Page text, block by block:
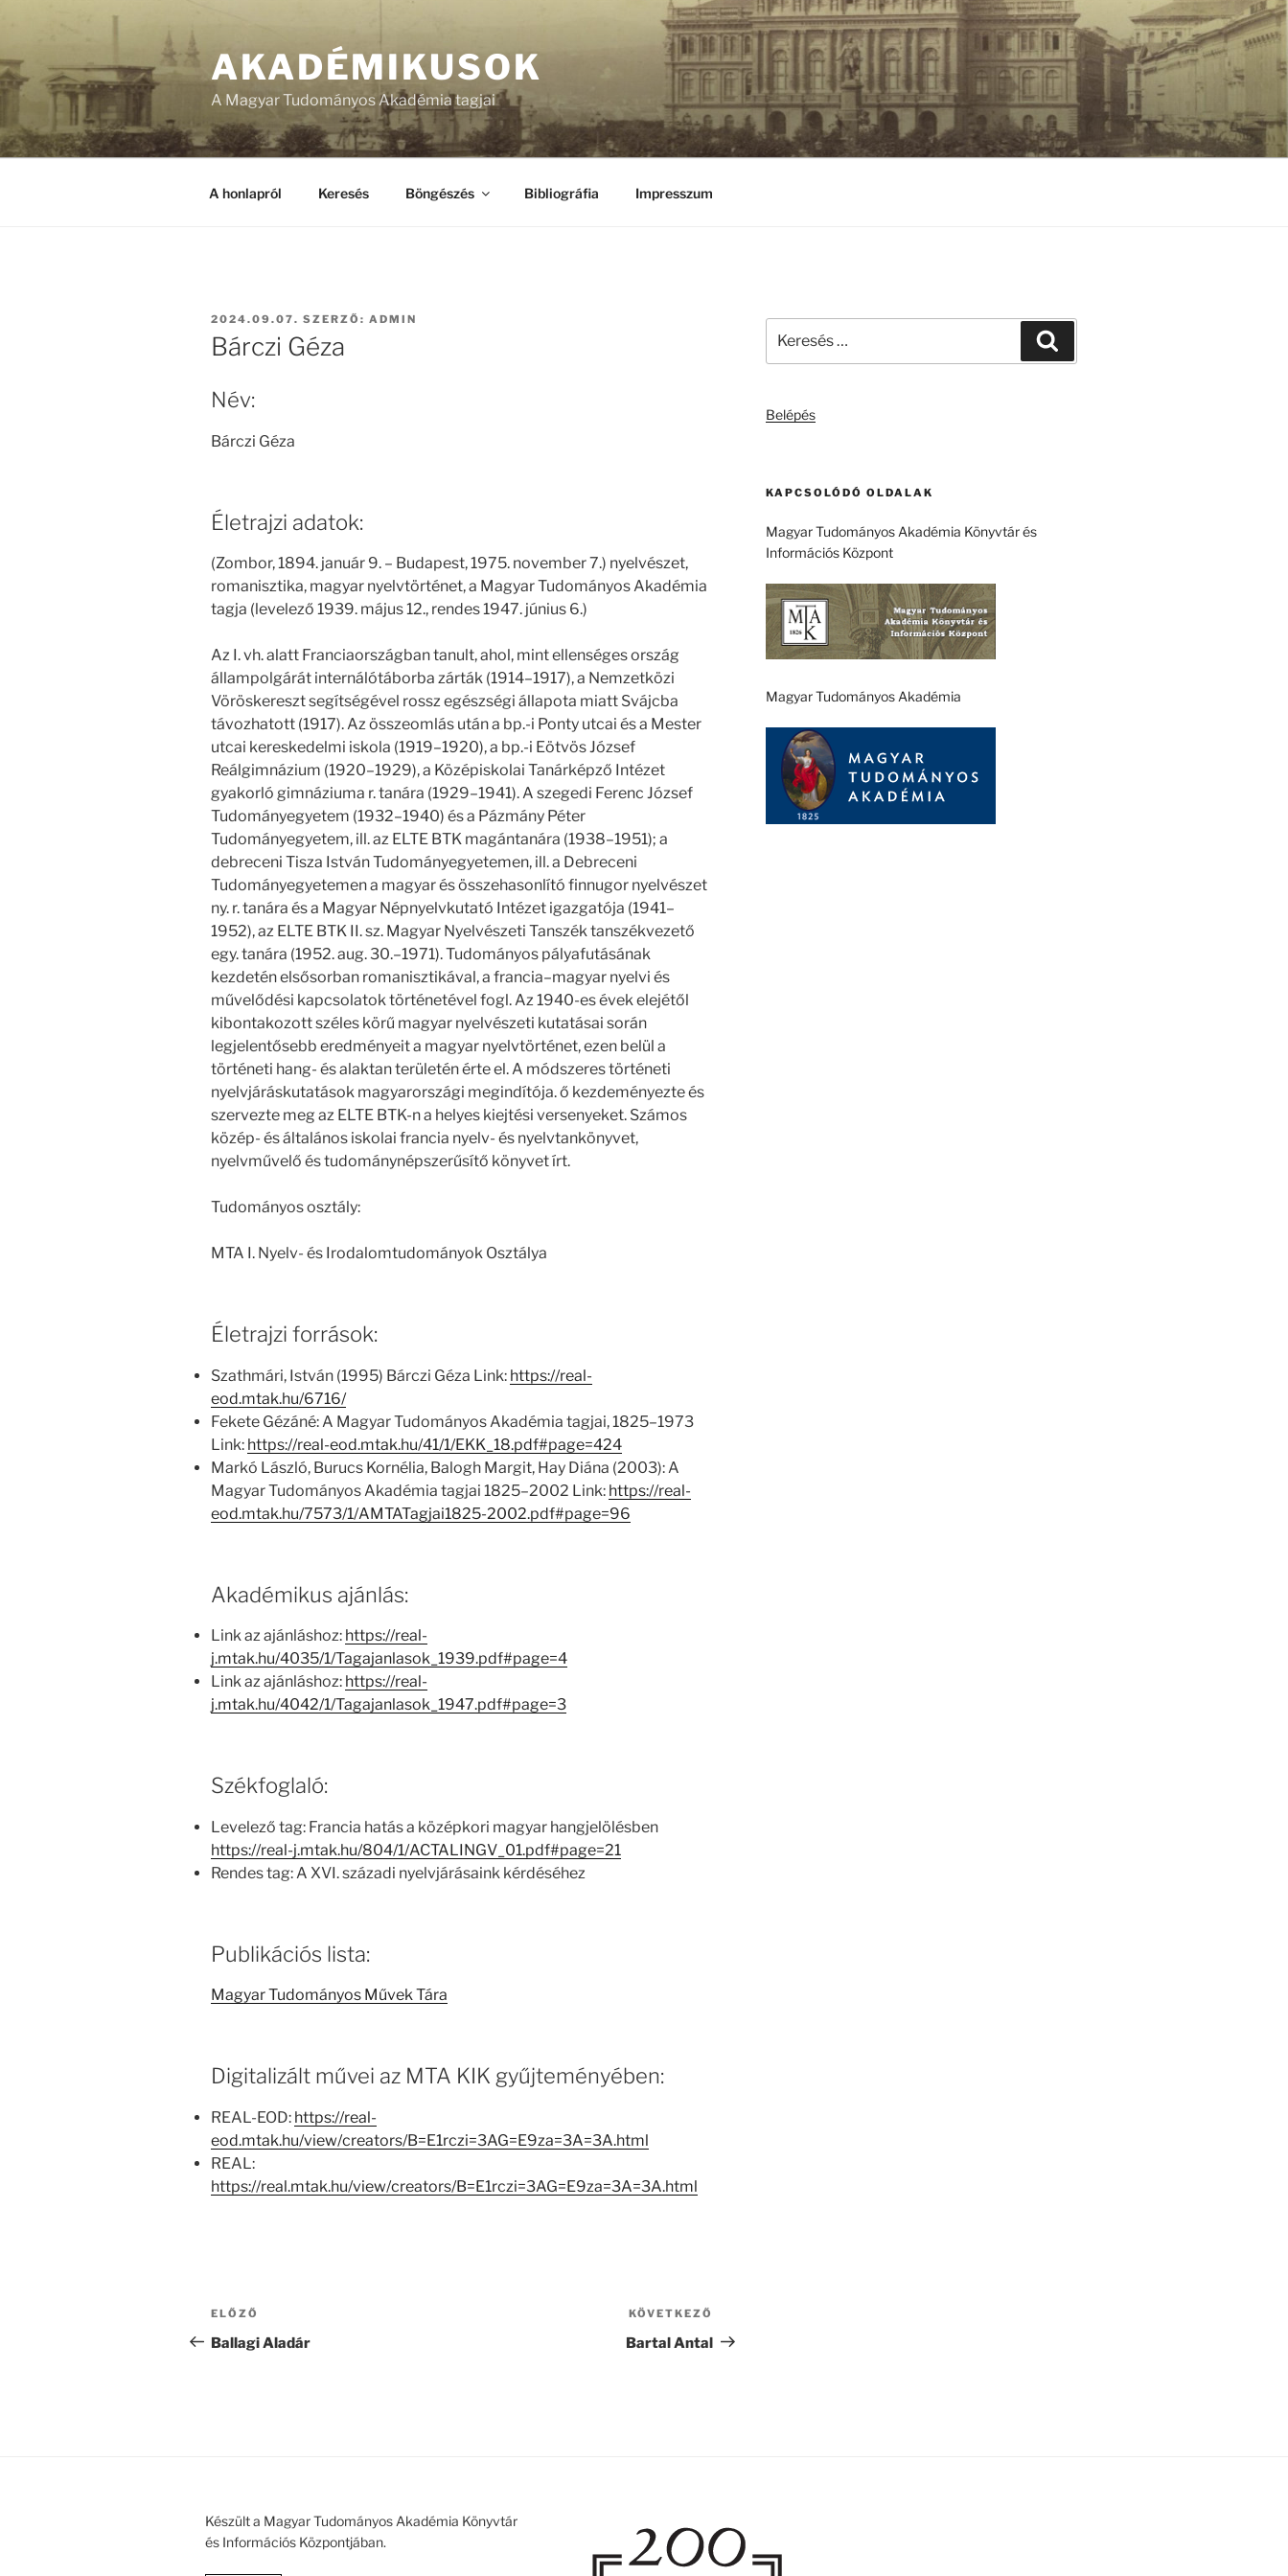
AKADÉMIKUSOK
A Magyar Tudományos Akadémia tagjai
A honlapról Keresés Böngészés Bibliográfia Impresszum
BEKÜLDVE:
2024.09.07. SZERZŐ: ADMIN
Bárczi Géza
Név:
Bárczi Géza
Életrajzi adatok:
(Zombor, 1894. január 9. – Budapest, 1975. november 7.) nyelvészet,
romanisztika, magyar nyelvtörténet, a Magyar Tudományos Akadémia
tagja (levelező 1939. május 12., rendes 1947. június 6.)
Az I. vh. alatt Franciaországban tanult, ahol, mint ellenséges ország
állampolgárát internálótáborba zárták (1914–1917), a Nemzetközi
Vöröskereszt segítségével rossz egészségi állapota miatt Svájcba
távozhatott (1917). Az összeomlás után a bp.-i Ponty utcai és a Mester
utcai kereskedelmi iskola (1919–1920), a bp.-i Eötvös József
Reálgimnázium (1920–1929), a Középiskolai Tanárképző Intézet
gyakorló gimnáziuma r. tanára (1929–1941). A szegedi Ferenc József
Tudományegyetem (1932–1940) és a Pázmány Péter
Tudományegyetem, ill. az ELTE BTK magántanára (1938–1951); a
debreceni Tisza István Tudományegyetemen, ill. a Debreceni
Tudományegyetemen a magyar és összehasonlító finnugor nyelvészet
ny. r. tanára és a Magyar Népnyelvkutató Intézet igazgatója (1941–
1952), az ELTE BTK II. sz. Magyar Nyelvészeti Tanszék tanszékvezető
egy. tanára (1952. aug. 30.–1971). Tudományos pályafutásának
kezdetén elsősorban romanisztikával, a francia–magyar nyelvi és
művelődési kapcsolatok történetével fogl. Az 1940-es évek elejétől
kibontakozott széles körű magyar nyelvészeti kutatásai során
legjelentősebb eredményeit a magyar nyelvtörténet, ezen belül a
történeti hang- és alaktan területén érte el. A módszeres történeti
nyelvjáráskutatások magyarországi megindítója. ő kezdeményezte és
szervezte meg az ELTE BTK-n a helyes kiejtési versenyeket. Számos
közép- és általános iskolai francia nyelv- és nyelvtankönyvet,
nyelvművelő és tudománynépszerűsítő könyvet írt.
Tudományos osztály:
MTA I. Nyelv- és Irodalomtudományok Osztálya
Életrajzi források:
Szathmári, István (1995) Bárczi Géza Link: https://real-
eod.mtak.hu/6716/
Fekete Gézáné: A Magyar Tudományos Akadémia tagjai, 1825–1973
Link: https://real-eod.mtak.hu/41/1/EKK_18.pdf#page=424
Markó László, Burucs Kornélia, Balogh Margit, Hay Diána (2003): A
Magyar Tudományos Akadémia tagjai 1825–2002 Link: https://real-
eod.mtak.hu/7573/1/AMTATagjai1825-2002.pdf#page=96
Akadémikus ajánlás:
Link az ajánláshoz: https://real-
j.mtak.hu/4035/1/Tagajanlasok_1939.pdf#page=4
Link az ajánláshoz: https://real-
j.mtak.hu/4042/1/Tagajanlasok_1947.pdf#page=3
Székfoglaló:
Levelező tag: Francia hatás a középkori magyar hangjelölésben
https://real-j.mtak.hu/804/1/ACTALINGV_01.pdf#page=21
Rendes tag: A XVI. századi nyelvjárásaink kérdéséhez
Publikációs lista:
Magyar Tudományos Művek Tára
Digitalizált művei az MTA KIK gyűjteményében:
REAL-EOD: https://real-
eod.mtak.hu/view/creators/B=E1rczi=3AG=E9za=3A=3A.html
REAL:
https://real.mtak.hu/view/creators/B=E1rczi=3AG=E9za=3A=3A.html
Bejegyzés
navigáció
Korábbi
bejegyzés
ELŐZŐ
Ballagi Aladár
bejegyzés
KÖVETKEZŐ
Bartal Antal
következő
Belépés
KAPCSOLÓDÓ OLDALAK
Magyar Tudományos Akadémia Könyvtár és
Információs Központ
Magyar Tudományos Akadémia
Készült a Magyar Tudományos Akadémia Könyvtár
és Információs Központjában.